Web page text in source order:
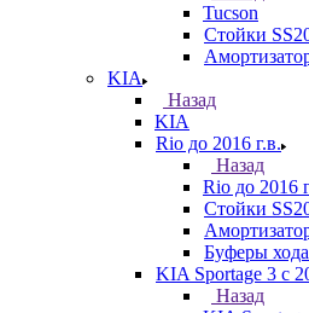
Tucson
Стойки
KIA
Назад
KIA
Rio до 2016 г.в.
Назад
Rio до 2016
Стойки
Буферы
KIA Sportage 3 с
Назад